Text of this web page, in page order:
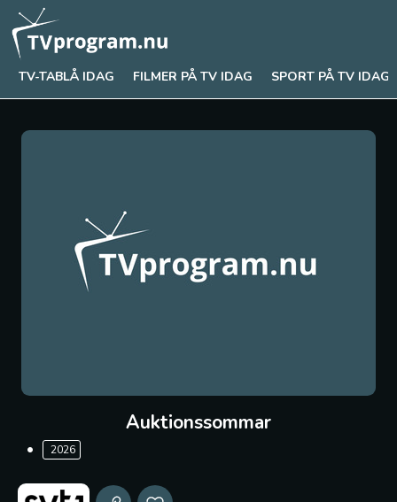
TV-TABLÅ IDAG FILMER PÅ TV IDAG SPORT PÅ TV IDAG
Auktionssommar
2026